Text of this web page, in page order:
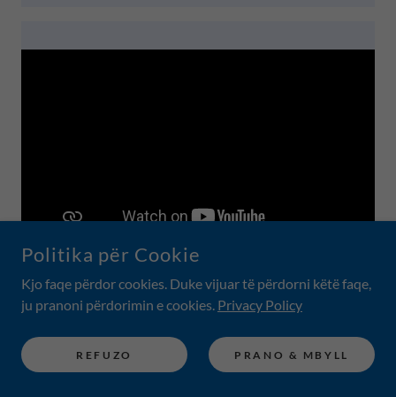
AGO Art Gallery Ontario 30
Politika për Cookie
Kjo faqe përdor cookies. Duke vijuar të përdorni këtë faqe,
ju pranoni përdorimin e cookies. Privacy Policy
REFUZO PRANO & MBYLL